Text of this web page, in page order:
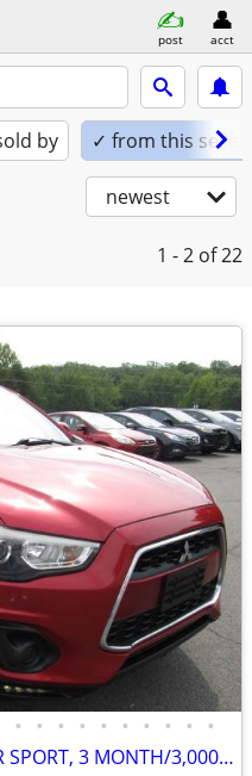
post acct
by ✓ from this seller
newest
1 - 2 of 22
• • • • • • • • • •
2014 MITSUBISHI OUTLANDER SPORT, 3 MONTH/3,000 MILE POWERTRAIN WTY